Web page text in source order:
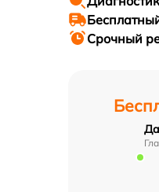
Срочный